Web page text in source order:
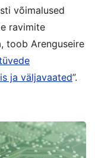
võimalused
ravimite
toob Arenguseire
ja väljavaated”.